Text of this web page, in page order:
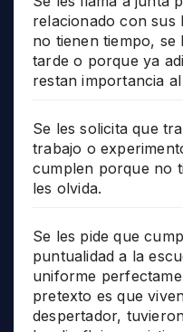
relacionado con sus
no tienen tiempo, se
tarde o porque ya
restan importancia
Se les solicita que
trabajo o
cumplen porque no
les olvida.
Se les pide que
puntualidad a la
uniforme
pretexto es que
despertador,